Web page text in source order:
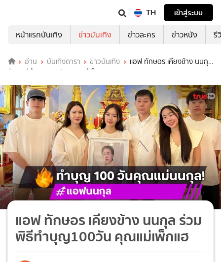
TH
เข้าสู่ระบบ
หน้าแรกบันเทิง
ข่าวบันเทิง ข่าวละคร ข่าวหนัง รี
อ่าน บันเทิงดารา ข่าวบันเทิง
แอฟ ทักษอร เคียงข้าง นนกุล
ร่วมพิธีทำบุญ100วัน คุณแม่เพ็กแฮ
แอฟ ทักษอร เคียงข้าง นนกุล ร่วม
พิธีทำบุญ100วัน คุณแม่เพ็กแฮ